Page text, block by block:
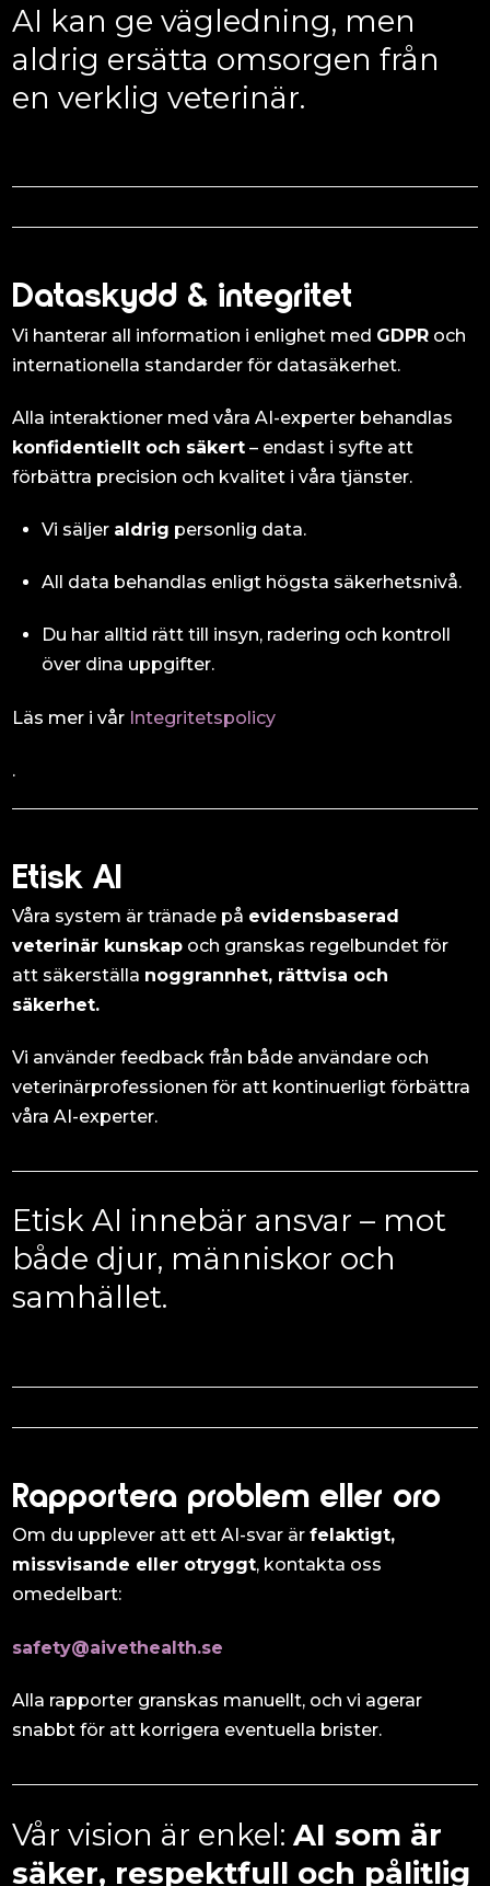
AI kan ge vägledning, men
aldrig ersätta omsorgen från
en verklig veterinär.
Dataskydd & integritet
Vi hanterar all information i enlighet med GDPR och
internationella standarder för datasäkerhet.
Alla interaktioner med våra AI-experter behandlas
konfidentiellt och säkert – endast i syfte att
förbättra precision och kvalitet i våra tjänster.
Vi säljer aldrig personlig data.
All data behandlas enligt högsta säkerhetsnivå.
Du har alltid rätt till insyn, radering och kontroll
över dina uppgifter.
Läs mer i vår Integritetspolicy
.
Etisk AI
Våra system är tränade på evidensbaserad
veterinär kunskap och granskas regelbundet för
att säkerställa noggrannhet, rättvisa och
säkerhet.
Vi använder feedback från både användare och
veterinärprofessionen för att kontinuerligt förbättra
våra AI-experter.
Etisk AI innebär ansvar – mot
både djur, människor och
samhället.
Rapportera problem eller oro
Om du upplever att ett AI-svar ärfelaktigt,
missvisande eller otryggt, kontakta oss
omedelbart:
safety@aivethealth.se
Alla rapporter granskas manuellt, och vi agerar
snabbt för att korrigera eventuella brister.
Vår vision är enkel:AI som är
säker, respektfull och pålitlig